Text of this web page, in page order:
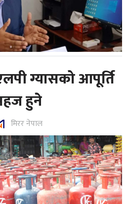
ग्यासको आपूर्ति
हुने
मिरर नेपाल